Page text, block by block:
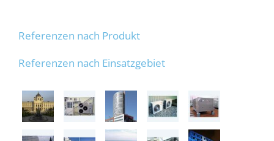
Referenzen nach Produkt
Referenzen nach Einsatzgebiet